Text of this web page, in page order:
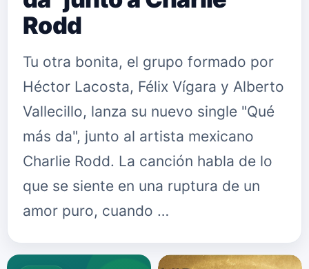
Rodd
Tu otra bonita, el grupo formado por
Héctor Lacosta, Félix Vígara y Alberto
Vallecillo, lanza su nuevo single "Qué
más da", junto al artista mexicano
Charlie Rodd. La canción habla de lo
que se siente en una ruptura de un
amor puro, cuando …